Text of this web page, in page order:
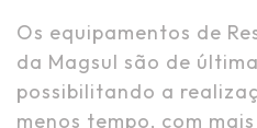
Os equipamentos de
da Magsul são de
possibilitando a
menos tempo, com